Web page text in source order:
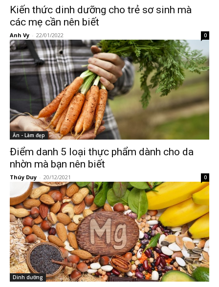
Kiến thức dinh dưỡng cho trẻ sơ sinh mà
các mẹ cần nên biết
Anh Vy - 22/01/2022 0
Ăn - Làm đẹp
Điểm danh 5 loại thực phẩm dành cho da
nhờn mà bạn nên biết
Thúy Duy - 20/12/2021 0
Dinh dưỡng